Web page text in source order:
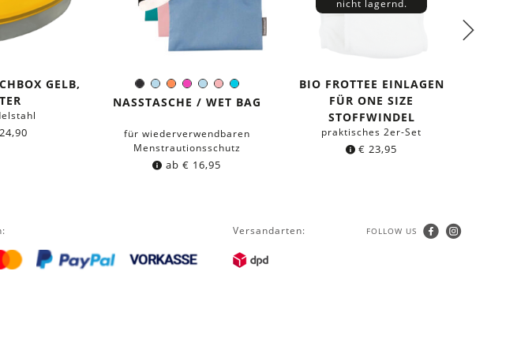
GELB,
24,90
Schwarz
Hellblau
Orange
PinkHellblau
RosaTürkis
Farbe:
NASSTASCHE / WET BAG
für wiederverwendbaren
Menstrautionsschutz
ab € 16,95
nicht lagernd.
BIO FROTTEE EINLAGEN
FÜR ONE SIZE
STOFFWINDEL
praktisches 2er-Set
€ 23,95
Versandarten: FOLLOW US